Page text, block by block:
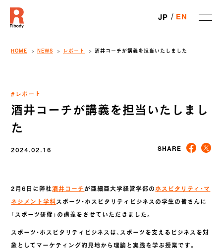
JP EN
HOME NEWS レポート 酒井コーチが講義を担当いたしました
#レポート
酒井コーチが講義を担当いたしまし
た
2024.02.16 SHARE
2月6日に弊社酒井コーチ が亜細亜大学経営学部のホスピタリティ・マ
ネジメント学科スポーツ・ホスピタリティビジネスの学生の皆さんに
「スポーツ研修」の講義をさせていただきました。
スポーツ・ホスピタリティビジネスは、スポーツを支えるビジネスを対
象としてマーケティング的見地から理論と実践を学ぶ授業です。